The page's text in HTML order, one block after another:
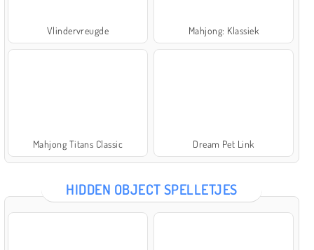
Vlindervreugde Mahjong: Klassiek
Mahjong Titans Classic Dream Pet Link
HIDDEN OBJECT SPELLETJES